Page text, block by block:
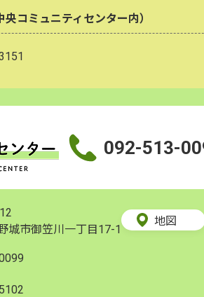
コミュニティセンター内）
092-513-
城市御笠川一丁目17-1
地図